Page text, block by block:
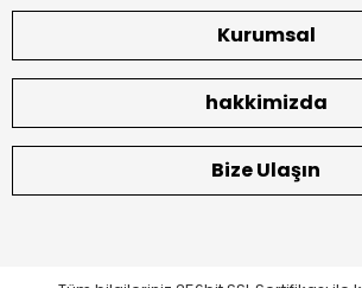
Kurumsal
hakkimizda
Bize Ulaşın